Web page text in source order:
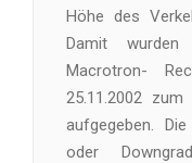
Höhe des
Damit
Macrotron-
25.11.2002
aufgegeben.
oder